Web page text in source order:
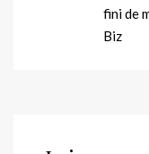
fini de
Biz